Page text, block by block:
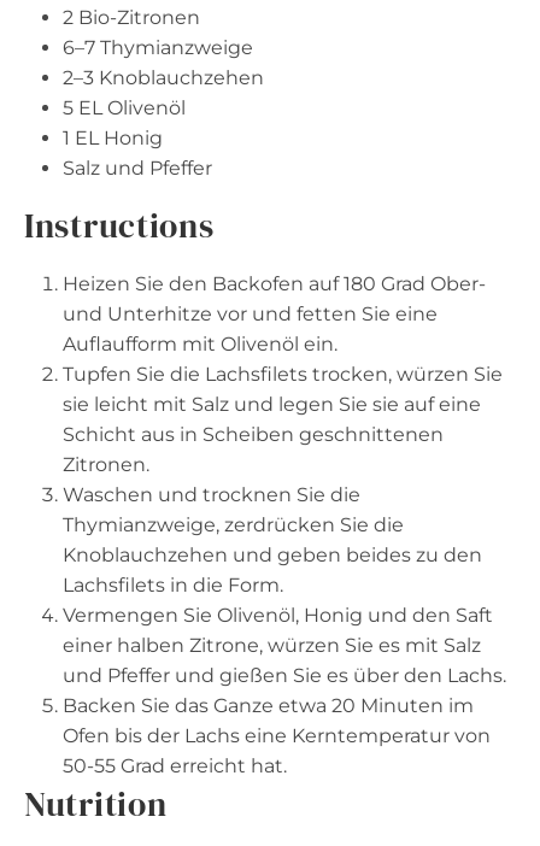
2 Bio-Zitronen
6–7 Thymianzweige
2–3 Knoblauchzehen
5 EL Olivenöl
1 EL Honig
Salz und Pfeffer
Instructions
Heizen Sie den Backofen auf 180 Grad Ober-
und Unterhitze vor und fetten Sie eine
Auflaufform mit Olivenöl ein.
Tupfen Sie die Lachsfilets trocken, würzen Sie
sie leicht mit Salz und legen Sie sie auf eine
Schicht aus in Scheiben geschnittenen
Zitronen.
Waschen und trocknen Sie die
Thymianzweige, zerdrücken Sie die
Knoblauchzehen und geben beides zu den
Lachsfilets in die Form.
Vermengen Sie Olivenöl, Honig und den Saft
einer halben Zitrone, würzen Sie es mit Salz
und Pfeffer und gießen Sie es über den Lachs.
Backen Sie das Ganze etwa 20 Minuten im
Ofen bis der Lachs eine Kerntemperatur von
50-55 Grad erreicht hat.
Nutrition